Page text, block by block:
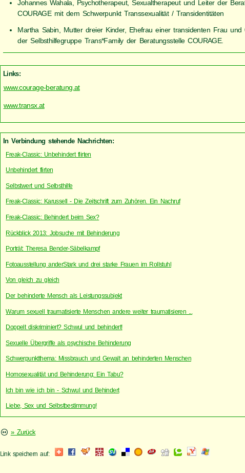
Johannes Wahala, Psychotherapeut, Sexualtherapeut und Leiter der
COURAGE mit dem Schwerpunkt Transsexualität / Transidentitäten
Martha Sabin, Mutter dreier Kinder, Ehefrau einer transidenten Frau und
der Selbsthilfegruppe Trans*Family der Beratungsstelle COURAGE.
Links:
www.courage-beratung.at
www.transx.at
In Verbindung stehende Nachrichten:
Freak-Classic: Unbehindert flirten
Unbehindert flirten
Selbstwert und Selbsthilfe
Freak-Classic: Karussell - Die Zeitschrift zum Zuhören. Ein Nachruf
Freak-Classic: Behindert beim Sex?
Rückblick 2013: Jobsuche mit Behinderung
Porträt: Theresa Bender-Säbelkampf
Fotoausstellung anderStark und drei starke Frauen im Rollstuhl
Von gleich zu gleich
Der behinderte Mensch als Leistungssubjekt
Warum sexuell traumatisierte Menschen andere weiter traumatisieren ...
Doppelt diskriminiert? Schwul und behindert!
Sexuelle Übergriffe als psychische Behinderung
Schwerpunktthema: Missbrauch und Gewalt an behinderten Menschen
Homosexualität und Behinderung: Ein Tabu?
Ich bin wie ich bin - Schwul und Behindert
Liebe, Sex und Selbstbestimmung!
» Zurück
Link speichern auf: